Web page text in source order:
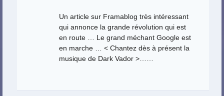
Un article sur Framablog très intéressant
qui annonce la grande révolution qui est
en route … Le grand méchant Google est
en marche … < Chantez dès à présent la
musique de Dark Vador >……